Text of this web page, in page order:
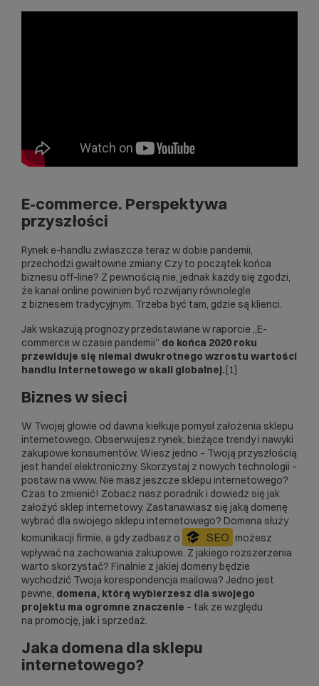
E-commerce. Perspektywa
przyszłości
Rynek e-handlu zwłaszcza teraz w dobie pandemii,
przechodzi gwałtowne zmiany. Czy to początek końca
biznesu off-line? Z pewnością nie, jednak każdy się zgodzi,
że kanał online powinien być rozwijany równolegle
z biznesem tradycyjnym. Trzeba być tam, gdzie są klienci.
Jak wskazują prognozy przedstawiane w raporcie „E-
commerce w czasie pandemii” do końca 2020 roku
przewiduje się niemal dwukrotnego wzrostu wartości
handlu internetowego w skali globalnej.[1]
Biznes w sieci
W Twojej głowie od dawna kiełkuje pomysł założenia sklepu
internetowego. Obserwujesz rynek, bieżące trendy i nawyki
zakupowe konsumentów. Wiesz jedno – Twoją przyszłością
jest handel elektroniczny. Skorzystaj z nowych technologii –
postaw na www. Nie masz jeszcze sklepu internetowego?
Czas to zmienić! Zobacz nasz poradnik i dowiedz się jak
założyć sklep internetowy. Zastanawiasz się jaką domenę
wybrać dla swojego sklepu internetowego? Domena służy
komunikacji firmie, a gdy zadbasz o
SEO możesz
wpływać na zachowania zakupowe. Z jakiego rozszerzenia
warto skorzystać? Finalnie z jakiej domeny będzie
wychodzić Twoja korespondencja mailowa? Jedno jest
pewne, domena, którą wybierzesz dla swojego
projektu ma ogromne znaczenie – tak ze względu
na promocję, jak i sprzedaż.
Jaka domena dla sklepu
internetowego?